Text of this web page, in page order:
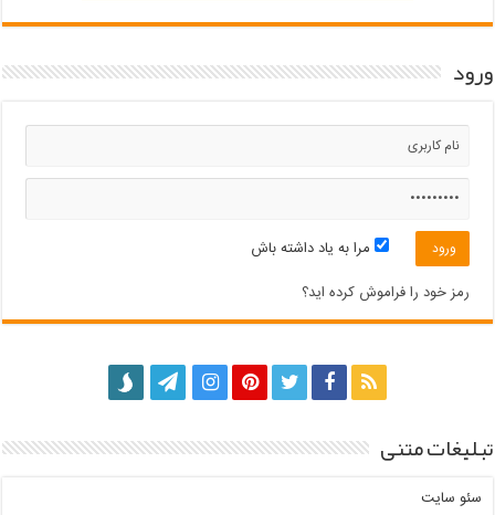
ورود
مرا به یاد داشته باش
رمز خود را فراموش کرده اید؟
تبلیغات متنی
سئو سایت